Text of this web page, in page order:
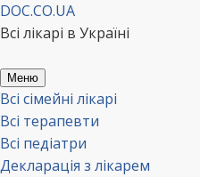
Перейти
до
DOC.CO.UA
Всі лікарі в Україні
Меню
Всі сімейні лікарі
Всі терапевти
Всі педіатри
Декларація з лікарем